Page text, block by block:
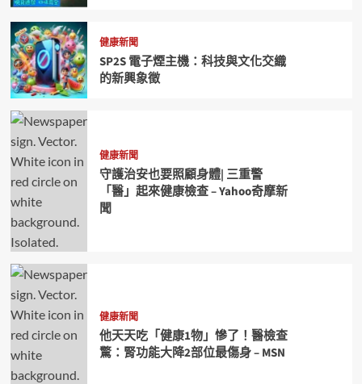
健康新聞
SP2S 電子煙主機：科技與文化交織
的新興象徵
健康新聞
守護治安也要照顧身體| 三重警
「醫」起來健康檢查 – Yahoo奇摩新
聞
健康新聞
他天天吃「健康1物」慘了！醫檢查
驚：腎功能大降2部位最傷身 – MSN